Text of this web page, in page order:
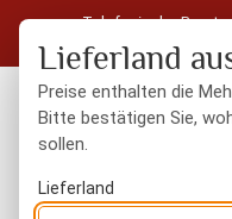
Zum Hauptinhalt springen
Telefonische
Kostenloser Versand in
Lieferland
Preise enthalten die
Bitte bestätigen Sie,
sollen.
Lieferland